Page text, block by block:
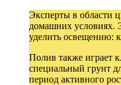
Эксперты в области
домашних условиях.
уделить освещению:
Полив также играет
специальный грунт
период активного